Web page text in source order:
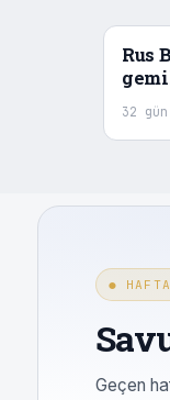
Rus
32
●
Geçen